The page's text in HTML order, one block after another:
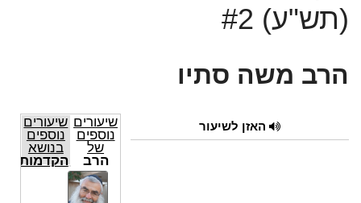
(תש"ע) #2
הרב משה סתיו
האזן לשיעור
שיעורים
נוספים
של
הרב
משה
סתיו
שיעורים
נוספים
בנושא
הקדמות
הרמב"ם